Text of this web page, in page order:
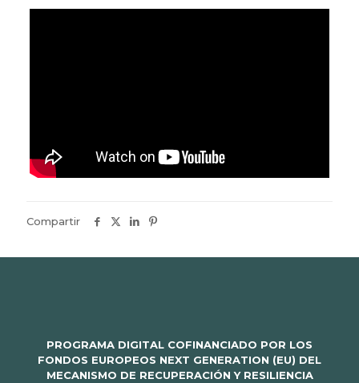
Compartir
PROGRAMA DIGITAL COFINANCIADO POR LOS
FONDOS EUROPEOS NEXT GENERATION (EU) DEL
MECANISMO DE RECUPERACIÓN Y RESILIENCIA